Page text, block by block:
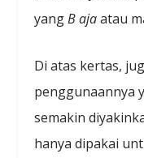
yangB ajaatau
Di atas kertas,
penggunaannya
semakin
hanya dipakai